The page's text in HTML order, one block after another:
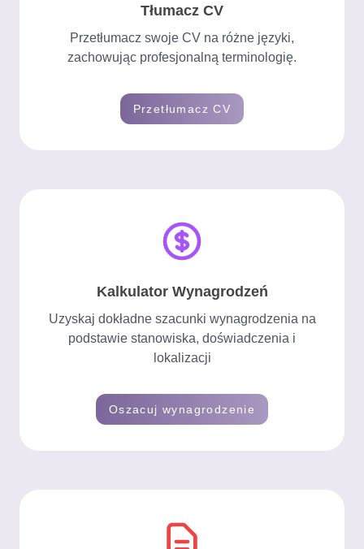
Tłumacz CV
Przetłumacz swoje CV na różne języki,
zachowując profesjonalną terminologię.
Przetłumacz CV
Kalkulator Wynagrodzeń
Uzyskaj dokładne szacunki wynagrodzenia na
podstawie stanowiska, doświadczenia i
lokalizacji
Oszacuj wynagrodzenie